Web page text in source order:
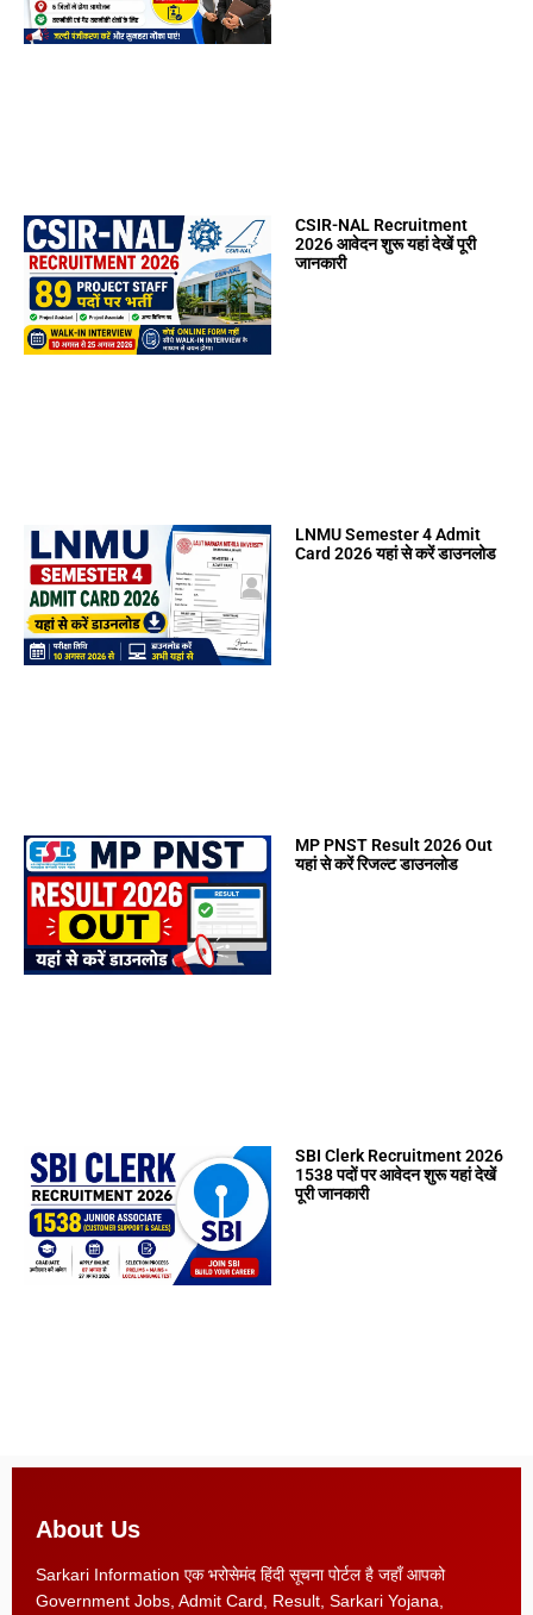
CSIR-NAL Recruitment
2026 आवेदन शुरू यहां देखें पूरी
जानकारी
LNMU Semester 4 Admit
Card 2026 यहां से करें डाउनलोड
MP PNST Result 2026 Out
यहां से करें रिजल्ट डाउनलोड
SBI Clerk Recruitment 2026
1538 पदों पर आवेदन शुरू यहां देखें
पूरी जानकारी
About Us
Sarkari Information एक भरोसेमंद हिंदी सूचना पोर्टल है जहाँ आपको
Government Jobs, Admit Card, Result, Sarkari Yojana,